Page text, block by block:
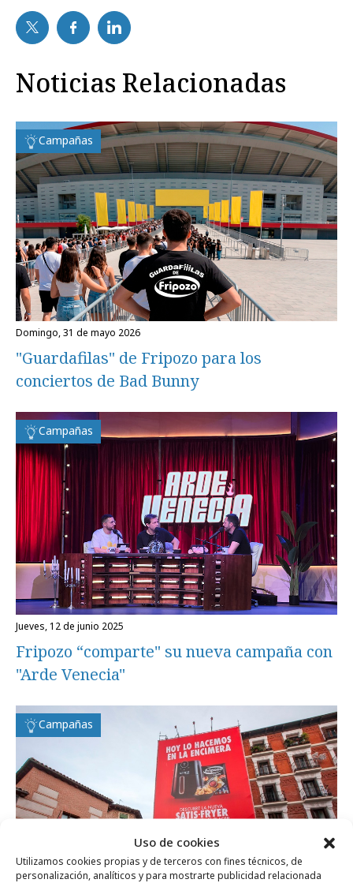
Uso de cookies
Utilizamos cookies propias y de terceros con fines técnicos, de
personalización, analíticos y para mostrarte publicidad relacionada
Noticias Relacionadas
Campañas
domingo, 31 de mayo 2026
"Guardafilas" de Fripozo para los
conciertos de Bad Bunny
Campañas
jueves, 12 de junio 2025
Fripozo “comparte" su nueva campaña con
"Arde Venecia"
Campañas